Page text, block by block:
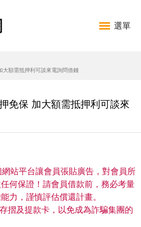
選單
大額需抵押利可談來電詢問借錢
免保 加大額需抵押利可談來
站平台讓會員張貼廣告，對會員所
何保證！請會員借款前，務必考量
力，謹慎評估償還計畫。
摺及提款卡，以免成為詐騙集團的